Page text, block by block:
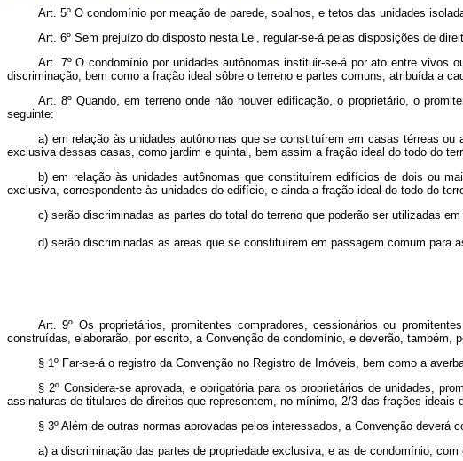
Art. 5º O condomínio por meação de parede, soalhos, e tetos das unidades
Art. 6º Sem prejuízo do disposto nesta Lei, regular-se-á pelas disposições de
Art. 7º O condomínio por unidades autônomas instituir-se-á por ato entre vivos
discriminação, bem como a fração ideal sôbre o terreno e partes comuns, atribuída a
Art. 8º Quando, em terreno onde não houver edificação, o proprietário, o
seguinte:
a) em relação às unidades autônomas que se constituírem em casas térreas
exclusiva dessas casas, como jardim e quintal, bem assim a fração ideal do todo do
b) em relação às unidades autônomas que constituírem edifícios de dois ou
exclusiva, correspondente às unidades do edifício, e ainda a fração ideal do todo do
c) serão discriminadas as partes do total do terreno que poderão ser utilizadas
d) serão discriminadas as áreas que se constituírem em passagem comum para
Art. 9º Os proprietários, promitentes compradores, cessionários ou
construídas, elaborarão, por escrito, a Convenção de condomínio, e deverão,
§ 1º Far-se-á o registro da Convenção no Registro de Imóveis, bem como a
§ 2º Considera-se aprovada, e obrigatória para os proprietários de unidades,
assinaturas de titulares de direitos que representem, no mínimo, 2/3 das frações ideais
§ 3º Além de outras normas aprovadas pelos interessados, a Convenção deverá
a) a discriminação das partes de propriedade exclusiva, e as de condomínio,